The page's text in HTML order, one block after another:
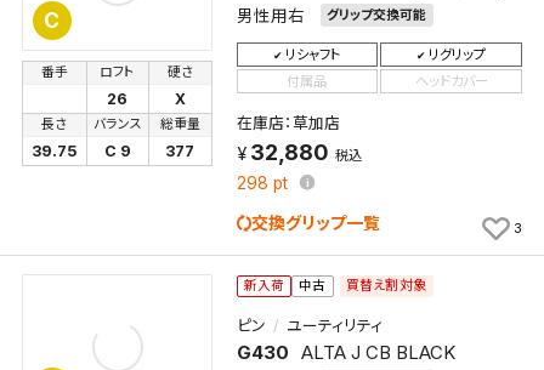
C 男性用右 グリップ交換可能
番手 ロフト
26
硬さ
X
長さ
39.75
バランス
C 9
総重量
377
リシャフト
リグリップ
付属品
ヘッドカバー
在庫店：草加店
32,880 税込
298 pt
交換グリップ一覧 3
新入荷 中古 買替え割対象
ピン ユーティリティ
G430 ALTA J CB BLACK